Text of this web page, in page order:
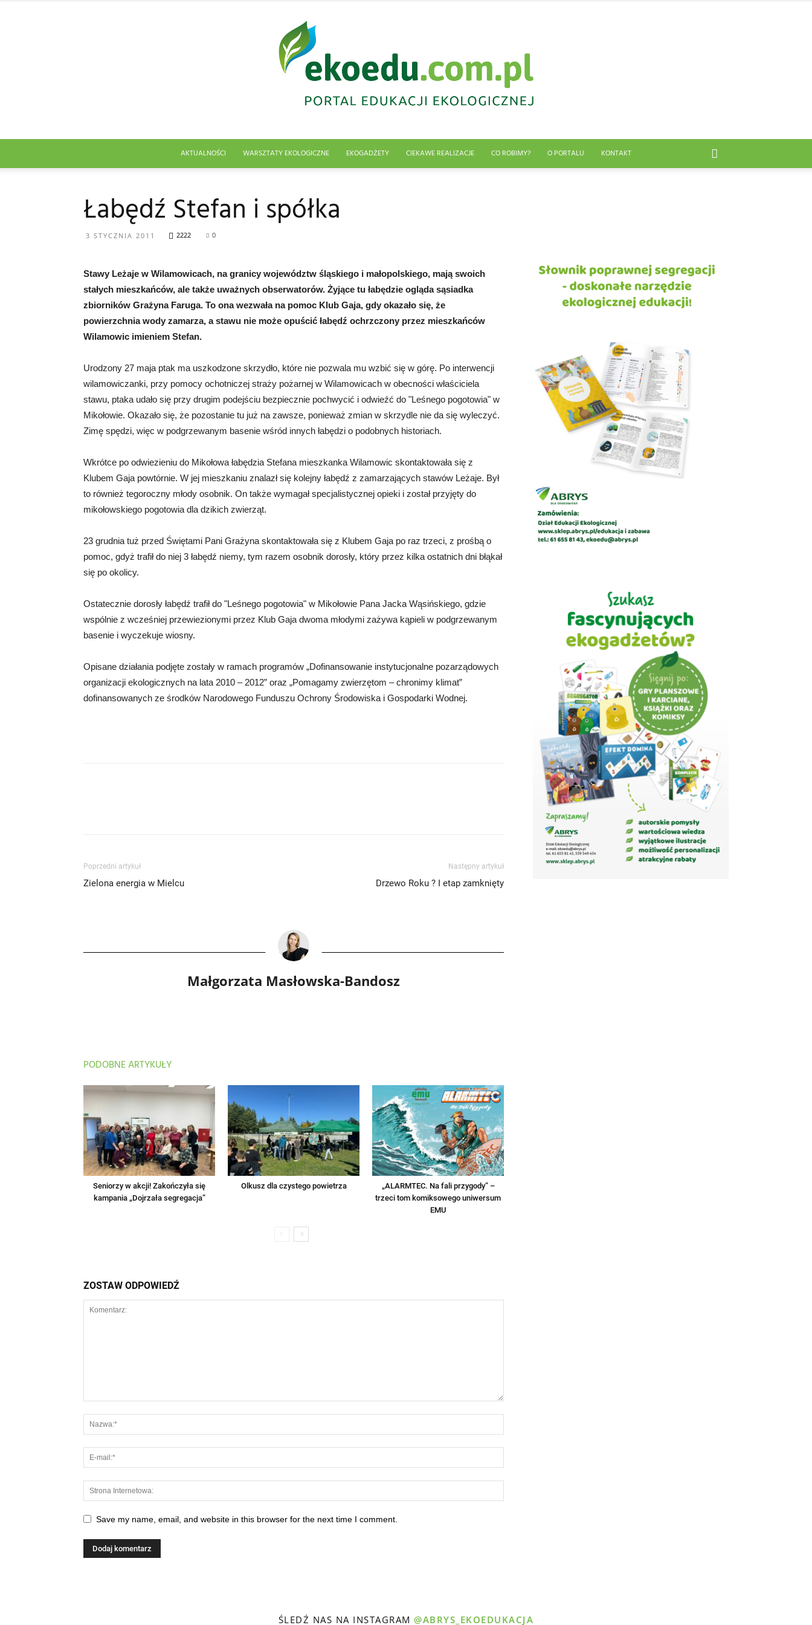
AKTUALNOŚCI WARSZTATY EKOLOGICZNE EKOGADŻETY CIEKAWE REALIZACJE CO ROBIMY? O PORTALU KONTAKT
Łabędź Stefan i spółka
3 STYCZNIA 2011 2222 0
Stawy Leżaje w Wilamowicach, na granicy województw śląskiego i małopolskiego, mają swoich
stałych mieszkańców, ale także uważnych obserwatorów. Żyjące tu łabędzie ogląda sąsiadka
zbiorników Grażyna Faruga. To ona wezwała na pomoc Klub Gaja, gdy okazało się, że
powierzchnia wody zamarza, a stawu nie może opuścić łabędź ochrzczony przez mieszkańców
Wilamowic imieniem Stefan.
Urodzony 27 maja ptak ma uszkodzone skrzydło, które nie pozwala mu wzbić się w górę. Po interwencji
wilamowiczanki, przy pomocy ochotniczej straży pożarnej w Wilamowicach w obecności właściciela
stawu, ptaka udało się przy drugim podejściu bezpiecznie pochwycić i odwieźć do "Leśnego pogotowia" w
Mikołowie. Okazało się, że pozostanie tu już na zawsze, ponieważ zmian w skrzydle nie da się wyleczyć.
Zimę spędzi, więc w podgrzewanym basenie wśród innych łabędzi o podobnych historiach.
Wkrótce po odwiezieniu do Mikołowa łabędzia Stefana mieszkanka Wilamowic skontaktowała się z
Klubem Gaja powtórnie. W jej mieszkaniu znalazł się kolejny łabędź z zamarzających stawów Leżaje. Był
to również tegoroczny młody osobnik. On także wymagał specjalistycznej opieki i został przyjęty do
mikołowskiego pogotowia dla dzikich zwierząt.
23 grudnia tuż przed Świętami Pani Grażyna skontaktowała się z Klubem Gaja po raz trzeci, z prośbą o
pomoc, gdyż trafił do niej 3 łabędź niemy, tym razem osobnik dorosły, który przez kilka ostatnich dni błąkał
się po okolicy.
Ostatecznie dorosły łabędź trafił do "Leśnego pogotowia" w Mikołowie Pana Jacka Wąsińskiego, gdzie
wspólnie z wcześniej przewiezionymi przez Klub Gaja dwoma młodymi zażywa kąpieli w podgrzewanym
basenie i wyczekuje wiosny.
Opisane działania podjęte zostały w ramach programów „Dofinansowanie instytucjonalne pozarządowych
organizacji ekologicznych na lata 2010 – 2012” oraz „Pomagamy zwierzętom – chronimy klimat”
dofinansowanych ze środków Narodowego Funduszu Ochrony Środowiska i Gospodarki Wodnej.
Poprzedni artykuł
Zielona energia w Mielcu
Następny artykuł
Drzewo Roku ? I etap zamknięty
Małgorzata Masłowska-Bandosz
PODOBNE ARTYKUŁY
Seniorzy w akcji! Zakończyła się
kampania „Dojrzała segregacja”
Olkusz dla czystego powietrza
„ALARMTEC. Na fali przygody” –
trzeci tom komiksowego uniwersum
EMU
ZOSTAW ODPOWIEDŹ
Save my name, email, and website in this browser for the next time I comment.
ŚLEDŹ NAS NA INSTAGRAM@ABRYS_EKOEDUKACJA